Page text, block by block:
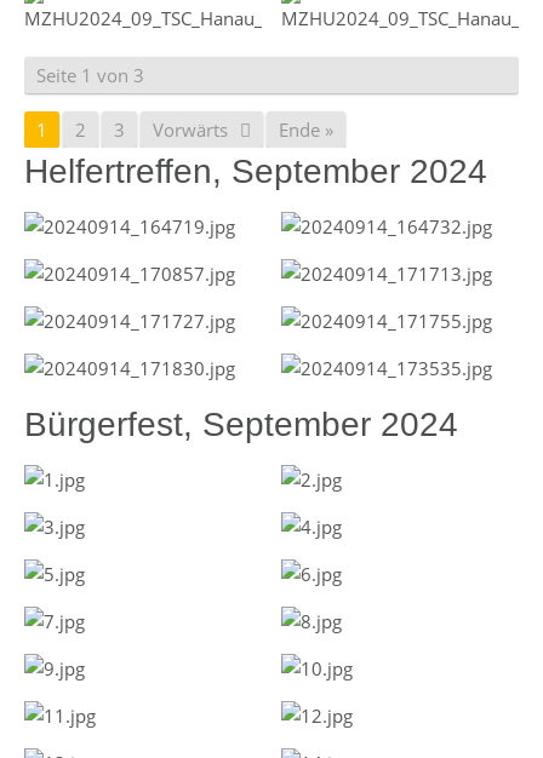
Seite 1 von 3
1 2 3 Vorwärts Ende »
Helfertreffen, September 2024
Bürgerfest, September 2024